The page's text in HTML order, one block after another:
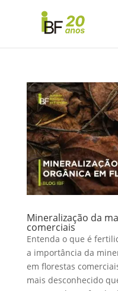
Mineralização da
comerciais
Entenda o que é
a importância da
em florestas
mais desconhecido